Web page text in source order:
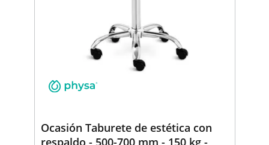
Ocasión Taburete de estética con
respaldo - 500-700 mm - 150 kg -